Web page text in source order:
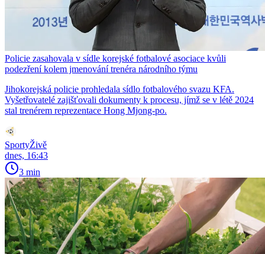
Policie zasahovala v sídle korejské fotbalové asociace kvůli
podezření kolem jmenování trenéra národního týmu
Jihokorejská policie prohledala sídlo fotbalového svazu KFA.
Vyšetřovatelé zajišťovali dokumenty k procesu, jímž se v létě 2024
stal trenérem reprezentace Hong Mjong-po.
SportyŽivě
dnes, 16:43
3 min